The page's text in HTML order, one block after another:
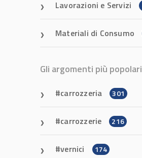
Lavorazioni e Servizi
Materiali di Consumo
Gli argomenti più popolari
carrozzeria 301
carrozzerie 216
vernici 174